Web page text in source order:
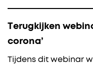
Terugkijken
corona’
Tijdens dit webinar